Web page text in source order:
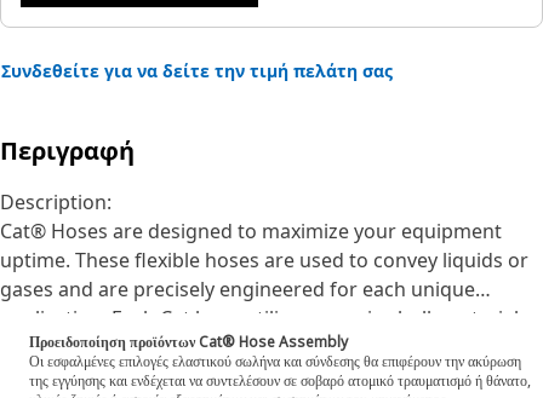
Συνδεθείτε για να δείτε την τιμή πελάτη σας
Περιγραφή
Description:
Cat® Hoses are designed to maximize your equipment
uptime. These flexible hoses are used to convey liquids or
gases and are precisely engineered for each unique
application. Each Cat hose utilizes superior bulk materials
and processes, fabricated specifically to withstand the
application’s pressure and flow requirements which will
Προειδοποίηση προϊόντων Cat® Hose Assembly
Οι εσφαλμένες επιλογές ελαστικού σωλήνα και σύνδεσης θα επιφέρουν την ακύρωση
της εγγύησης και ενδέχεται να συντελέσουν σε σοβαρό ατομικό τραυματισμό ή θάνατο,